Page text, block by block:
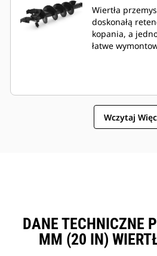
Wiertła
doskonałą
kopania, a
łatwe
Wczytaj
DANE TECHNICZNE
MM (20 IN)